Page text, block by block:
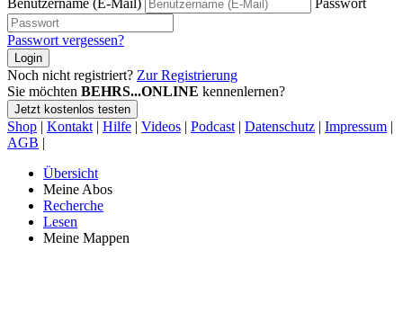
Benutzername (E-Mail) Passwort
Passwort vergessen?
Login
Noch nicht registriert? Zur Registrierung
Sie möchten BEHRS...ONLINE kennenlernen?
Jetzt kostenlos testen
Shop | Kontakt | Hilfe | Videos | Podcast | Datenschutz | Impressum |
AGB |
Übersicht
Meine Abos
Recherche
Lesen
Meine Mappen